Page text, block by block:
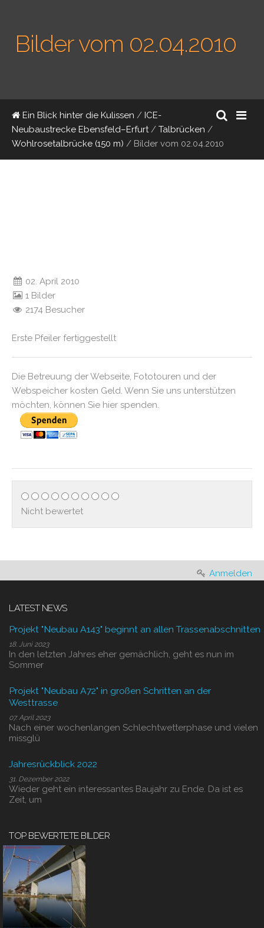
Bilder vom 02.04.2010
Ein Blick hinter die Kulissen / ICE-
Neubaustrecke Ebensfeld–Erfurt/ Talbrücken /
Wohlrosetalbrücke (150 m) / Bilder vom 02.04.2010
02. April 2010
1 Bilder
2174 Besucher
Erste Pfeiler fertiggestellt
Die Betreuung der Webseite, Fototouren und der
Webspeicher kosten Geld. Wenn Sie uns unterstützen
möchten, können Sie hier spenden.
Nicht bewertet
Anmelden
LATEST NEWS
Projekt "Neubau A143" beginnt an allen Trassenabschnitten
18. Juni 2023
In den letzten Jahres eher gemächlich, geht es nun im
Sommer
Projekt "Neubau A72" in großen Schritten an der
Westtrasse
07. April 2023
Nach einer wochenlangen Schlechtwetterphase und vielen
missglü
Jahresrückblick 2022
31. Dezember 2022
Wieder geht ein interessantes Baujahr zu Ende. Da ist es
Zeit, um
TOP BEWERTETE BILDER